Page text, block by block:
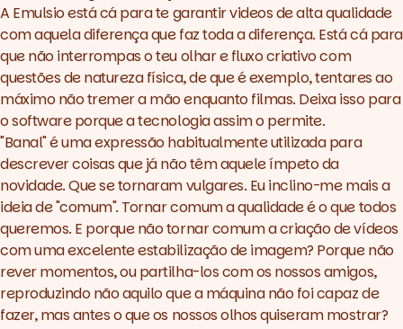
A Emulsioestá cá para te garantir videos de alta qualidade
com aquela diferença que faz toda a diferença. Está cá para
que não interrompas o teu olhar e fluxo criativo com
questões de natureza física, de que é exemplo, tentares ao
máximo não tremer a mão enquanto filmas. Deixa isso para
osoftwareporque a tecnologia assim o permite.
"Banal" é uma expressão habitualmente utilizada para
descrever coisas que já não têm aquele ímpeto da
novidade. Que se tornaram vulgares. Eu inclino-me mais a
ideia de "comum". Tornar comum a qualidade é o que todos
queremos. E porque não tornar comum a criação de vídeos
com uma excelente estabilização de imagem? Porque não
rever momentos, ou partilha-los com os nossos amigos,
reproduzindo não aquilo que a máquina não foi capaz de
fazer, mas antes o que os nossos olhos quiseram mostrar?